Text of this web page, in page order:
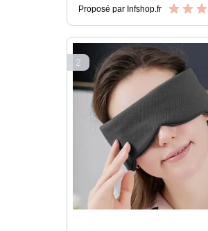
Proposé par Infshop.fr
2